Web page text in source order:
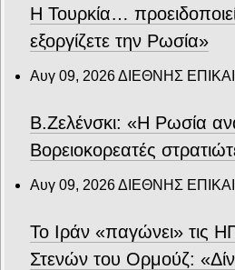
Η Τουρκία…
εξοργίζετε την Ρωσία»
Αυγ 09, 2026ΔΙΕΘΝΗΣ
Β.Ζελένσκι: «Η Ρωσία
Βορειοκορεατές
Αυγ 09, 2026ΔΙΕΘΝΗΣ
Το Ιράν «παγώνει» τις
Στενών του Ορμούζ: